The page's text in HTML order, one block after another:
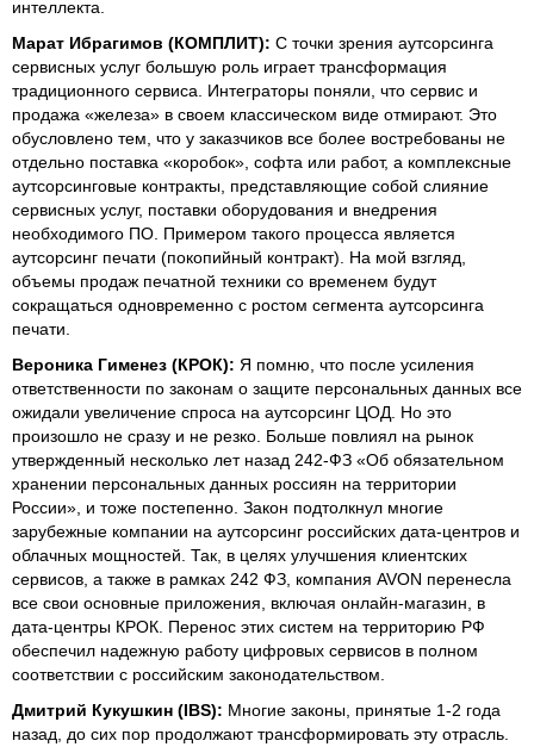
интеллекта.
Марат Ибрагимов (КОМПЛИТ): С точки зрения аутсорсинга
сервисных услуг большую роль играет трансформация
традиционного сервиса. Интеграторы поняли, что сервис и
продажа «железа» в своем классическом виде отмирают. Это
обусловлено тем, что у заказчиков все более востребованы не
отдельно поставка «коробок», софта или работ, а комплексные
аутсорсинговые контракты, представляющие собой слияние
сервисных услуг, поставки оборудования и внедрения
необходимого ПО. Примером такого процесса является
аутсорсинг печати (покопийный контракт). На мой взгляд,
объемы продаж печатной техники со временем будут
сокращаться одновременно с ростом сегмента аутсорсинга
печати.
Вероника Гименез (КРОК): Я помню, что после усиления
ответственности по законам о защите персональных данных все
ожидали увеличение спроса на аутсорсинг ЦОД. Но это
произошло не сразу и не резко. Больше повлиял на рынок
утвержденный несколько лет назад 242-ФЗ «Об обязательном
хранении персональных данных россиян на территории
России», и тоже постепенно. Закон подтолкнул многие
зарубежные компании на аутсорсинг российских дата-центров и
облачных мощностей. Так, в целях улучшения клиентских
сервисов, а также в рамках 242 ФЗ, компания AVON перенесла
все свои основные приложения, включая онлайн-магазин, в
дата-центры КРОК. Перенос этих систем на территорию РФ
обеспечил надежную работу цифровых сервисов в полном
соответствии с российским законодательством.
Дмитрий Кукушкин (IBS): Многие законы, принятые 1-2 года
назад, до сих пор продолжают трансформировать эту отрасль.